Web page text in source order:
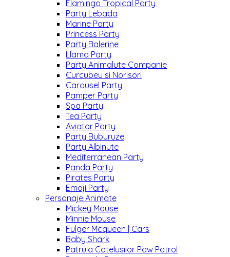
Flamingo Tropical Party
Party Lebada
Marine Party
Princess Party
Party Balerine
Llama Party
Party Animalute Companie
Curcubeu si Norisori
Carousel Party
Pamper Party
Spa Party
Tea Party
Aviator Party
Party Buburuze
Party Albinute
Mediterranean Party
Panda Party
Pirates Party
Emoji Party
Personaje Animate
Mickey Mouse
Minnie Mouse
Fulger Mcqueen | Cars
Baby Shark
Patrula Catelusilor Paw Patrol